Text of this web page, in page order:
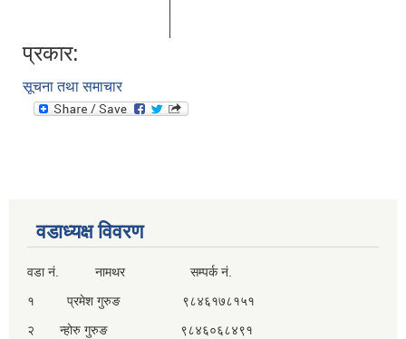
प्रकार:
सूचना तथा समाचार
वडाध्यक्ष विवरण
वडा नं. नामथर सम्पर्क नं.
१ प्रमेश गुरुङ ९८४६१७८१५१
२ न्होरु गुरुङ ९८४६०६८४९१